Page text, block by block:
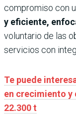
compromiso con
y eficiente,
voluntario de las
servicios con
Te puede
en crecimiento y
22.300 t